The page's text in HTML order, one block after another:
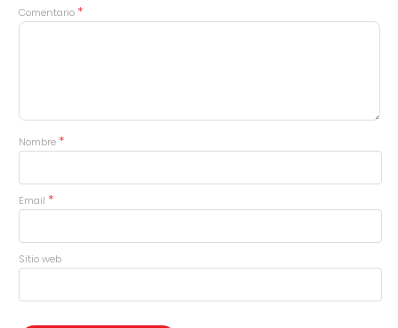
Comentario *
Nombre *
Email *
Sitio web